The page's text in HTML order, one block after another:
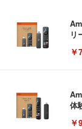
リ
￥
体
￥